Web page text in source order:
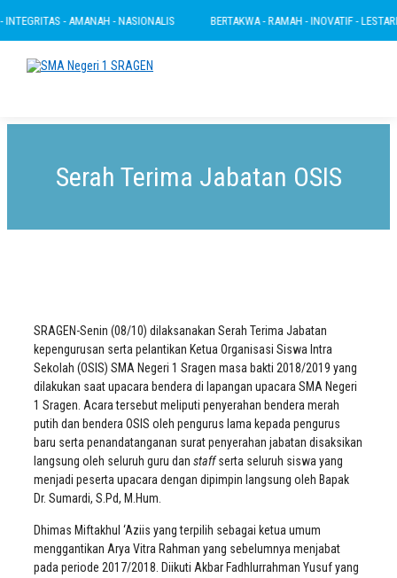
- AMANAH - NASIONALIS BERTAKWA - RAMAH - INOVATIF - LESTARI
Serah Terima Jabatan OSIS
SRAGEN-Senin (08/10) dilaksanakan Serah Terima Jabatan
kepengurusan serta pelantikan Ketua Organisasi Siswa Intra
Sekolah (OSIS) SMA Negeri 1 Sragen masa bakti 2018/2019 yang
dilakukan saat upacara bendera di lapangan upacara SMA Negeri
1 Sragen. Acara tersebut meliputi penyerahan bendera merah
putih dan bendera OSIS oleh pengurus lama kepada pengurus
baru serta penandatanganan surat penyerahan jabatan disaksikan
langsung oleh seluruh guru dan staffserta seluruh siswa yang
menjadi peserta upacara dengan dipimpin langsung oleh Bapak
Dr. Sumardi, S.Pd, M.Hum.
Dhimas Miftakhul ‘Aziis yang terpilih sebagai ketua umum
menggantikan Arya Vitra Rahman yang sebelumnya menjabat
pada periode 2017/2018. Diikuti Akbar Fadhlurrahman Yusuf yang